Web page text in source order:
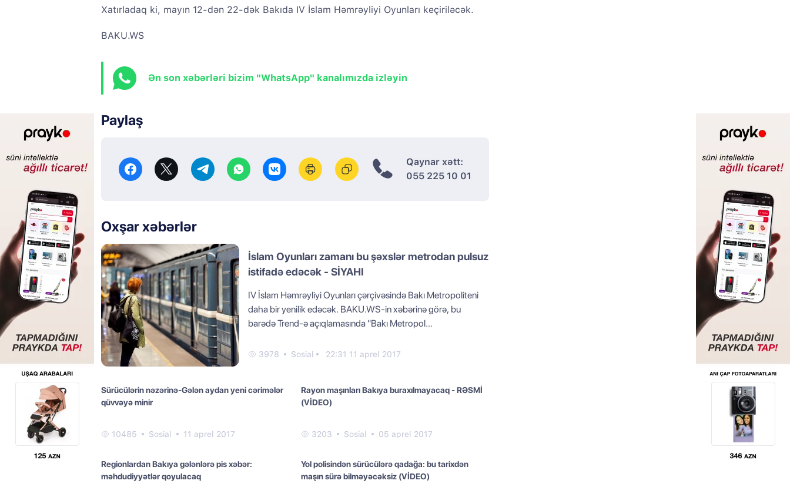
Xatırladaq ki, mayın 12-dən 22-dək Bakıda IV İslam Həmrəyliyi Oyunları keçiriləcək.
BAKU.WS
Ən son xəbərləri bizim "WhatsApp" kanalımızda izləyin
Paylaş
Qaynar xətt:
055 225 10 01
Oxşar xəbərlər
İslam Oyunları zamanı bu şəxslər metrodan pulsuz
istifadə edəcək - SİYAHI
IV İslam Həmrəyliyi Oyunları çərçivəsində Bakı Metropoliteni
daha bir yenilik edəcək. BAKU.WS-in xəbərinə görə, bu
barədə Trend-ə açıqlamasında "Bakı Metropol...
3978 Sosial 22:31 11 aprel 2017
Sürücülərin nəzərinə-Gələn aydan yeni cərimələr
qüvvəyə minir
10485 Sosial 11 aprel 2017
Rayon maşınları Bakıya buraxılmayacaq - RƏSMİ
(VİDEO)
3203 Sosial 05 aprel 2017
Regionlardan Bakıya gələnlərə pis xəbər:
məhdudiyyətlər qoyulacaq
Yol polisindən sürücülərə qadağa: bu tarixdən
maşın sürə bilməyəcəksiz (VİDEO)